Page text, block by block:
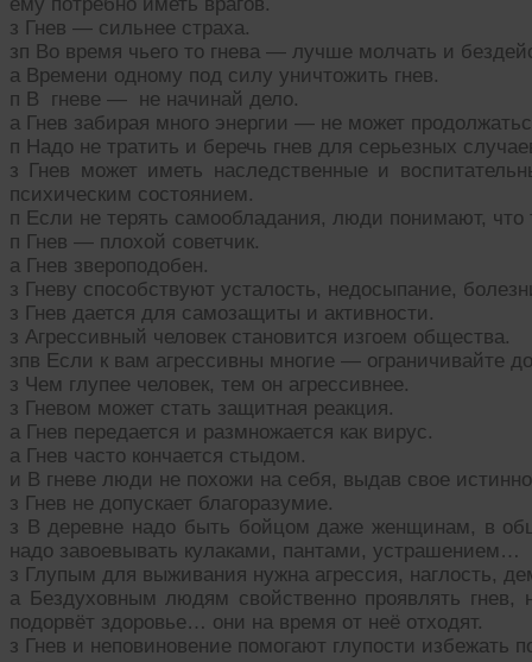
з Гнев — сильнее страха.
зп Во время чьего то гнева — лучше молчать и
а Времени одному под силу уничтожить гнев.
п В гневе — не начинай дело.
а Гнев забирая много энергии — не может
п Надо не тратить и беречь гнев для серьезных
з Гнев может иметь наследственные и
психическим состоянием.
п Если не терять самообладания, люди понимают, что
п Гнев — плохой советчик.
а Гнев звероподобен.
з Гневу способствуют усталость, недосыпание,
з Гнев дается для самозащиты и активности.
з Агрессивный человек становится изгоем общества.
зпв Если к вам агрессивны многие — ограничивайте
з Чем глупее человек, тем он агрессивнее.
з Гневом может стать защитная реакция.
а Гнев передается и размножается как вирус.
а Гнев часто кончается стыдом.
и В гневе люди не похожи на себя, выдав свое
з Гнев не допускает благоразумие.
з В деревне надо быть бойцом даже женщинам, в
надо завоевывать кулаками, пантами, устрашением…
з Глупым для выживания нужна агрессия, наглость,
а Бездуховным людям свойственно проявлять гнев,
подорвёт здоровье… они на время от неё отходят.
з Гнев и неповиновение помогают глупости избежать